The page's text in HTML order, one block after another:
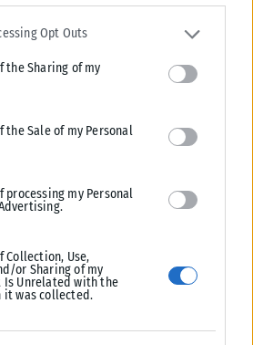
app uses one or more Google
and store information including but not
and its third-party tags to use your data
in below Google consent section.
Opt Outs
the Sharing of my
the Sale of my Personal
my Personal
Collection, Use,
or Sharing of my
Is Unrelated with the
it was collected.
06/08/2026
στην πρώτη συνεδρία Puppy